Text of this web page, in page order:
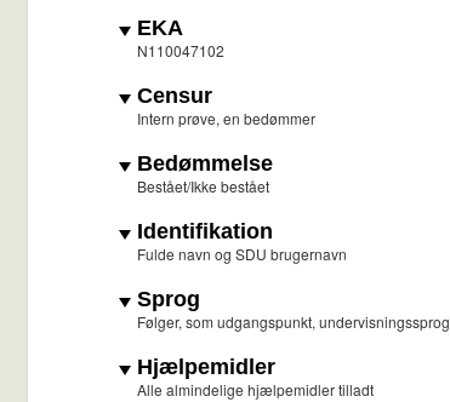
EKA
N110047102
Censur
Intern prøve, en bedømmer
Bedømmelse
Bestået/Ikke bestået
Identifikation
Fulde navn og SDU brugernavn
Sprog
Følger, som udgangspunkt, undervisningssprog
Hjælpemidler
Alle almindelige hjælpemidler tilladt